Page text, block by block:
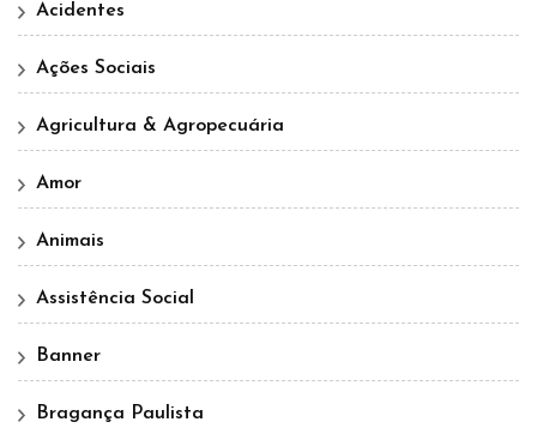
Acidentes
Ações Sociais
Agricultura & Agropecuária
Amor
Animais
Assistência Social
Banner
Bragança Paulista